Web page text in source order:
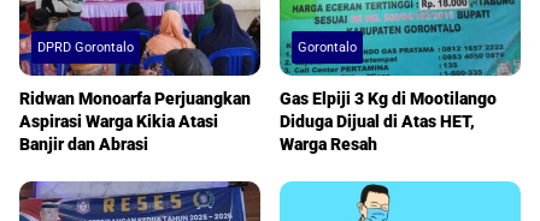
DPRD Gorontalo
Ridwan Monoarfa Perjuangkan
Aspirasi Warga Kikia Atasi
Banjir dan Abrasi
Gorontalo
Gas Elpiji 3 Kg di Mootilango
Diduga Dijual di Atas HET,
Warga Resah